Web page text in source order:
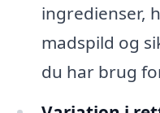
ingredienser,
madspild og
du har brug